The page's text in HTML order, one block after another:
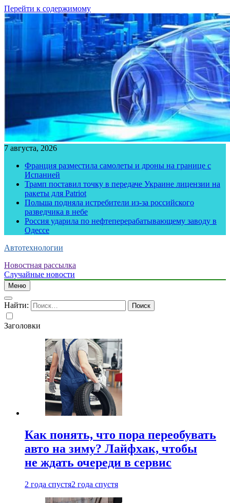
Перейти к содержимому
7 августа, 2026
Франция разместила самолеты и дроны на границе с
Испанией
Трамп поставил точку в передаче Украине лицензии на
ракеты для Patriot
Польша подняла истребители из-за российского
разведчика в небе
Россия ударила по нефтеперерабатывающему заводу в
Одессе
Автотехнологии
Новостная рассылка
Случайные новости
Меню
Найти:
Заголовки
Как понять, что пора переобувать
авто на зиму? Лайфхак, чтобы
не ждать очереди в сервис
2 года спустя2 года спустя